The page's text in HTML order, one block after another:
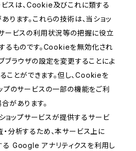
ビスは、Cookie及びこれに類する
ります。これらの技術は、当ショッ
ービスの利用状況等の把握に役立
るものです。Cookieを無効化され
ブラウザの設定を変更することによ
とができます。但し、Cookieを
プのサービスの一部の機能をご利
があります。
ショップサービスが提供するサービ
分析するため、本サービス上に
Google アナリティクスを利用し